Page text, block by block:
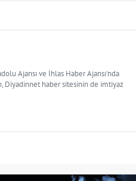
Ajansı ve İhlas Haber Ajansı'nda
Diyadinnet haber sitesinin de imtiyaz